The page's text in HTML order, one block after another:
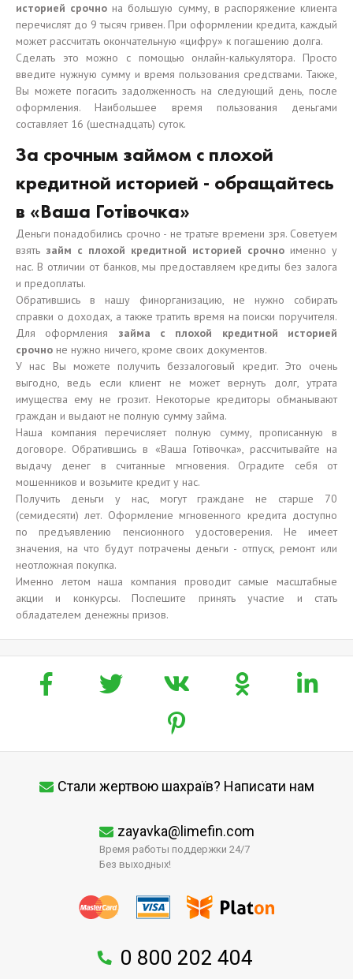
историей срочно на большую сумму, в распоряжение клиента
перечислят до 9 тысяч гривен. При оформлении кредита, каждый
может рассчитать окончательную «цифру» к погашению долга.
Сделать это можно с помощью онлайн-калькулятора. Просто
введите нужную сумму и время пользования средствами. Также,
Вы можете погасить задолженность на следующий день, после
оформления. Наибольшее время пользования деньгами
составляет 16 (шестнадцать) суток.
За срочным займом с плохой
кредитной историей - обращайтесь
в «Ваша Готівочка»
Деньги понадобились срочно - не тратьте времени зря. Советуем
взять займ с плохой кредитной историей срочно именно у
нас. В отличии от банков, мы предоставляем кредиты без залога
и предоплаты.
Обратившись в нашу финорганизацию, не нужно собирать
справки о доходах, а также тратить время на поиски поручителя.
Для оформления займа с плохой кредитной историей
срочно не нужно ничего, кроме своих документов.
У нас Вы можете получить беззалоговый кредит. Это очень
выгодно, ведь если клиент не может вернуть долг, утрата
имущества ему не грозит. Некоторые кредиторы обманывают
граждан и выдают не полную сумму займа.
Наша компания перечисляет полную сумму, прописанную в
договоре. Обратившись в «Ваша Готівочка», рассчитывайте на
выдачу денег в считанные мгновения. Оградите себя от
мошенников и возьмите кредит у нас.
Получить деньги у нас, могут граждане не старше 70
(семидесяти) лет. Оформление мгновенного кредита доступно
по предъявлению пенсионного удостоверения. Не имеет
значения, на что будут потрачены деньги - отпуск, ремонт или
неотложная покупка.
Именно летом наша компания проводит самые масштабные
акции и конкурсы. Поспешите принять участие и стать
обладателем денежны призов.
Стали жертвою шахраїв? Написати нам
zayavka@limefin.com
Время работы поддержки 24/7
Без выходных!
0 800 202 404